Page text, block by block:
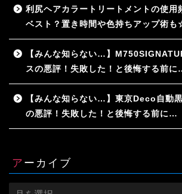
利尻ヘアカラートリートメントの使用
ベスト？置き時間や色持ちアップ術
【みんな知らない…】
スの悪評！失敗した！と後悔する前に
【みんな知らない…】東京Deco自動
の悪評！失敗した！と後悔する前に…
アーカイブ
ア